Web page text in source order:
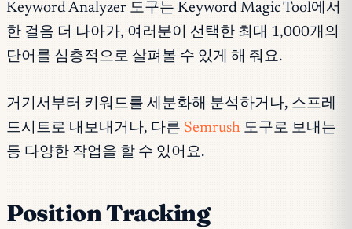
Keyword Analyzer 도구는 Keyword Magic Tool에서
한 걸음 더 나아가, 여러분이 선택한 최대 1,000개의
단어를 심층적으로 살펴볼 수 있게 해 줘요.
거기서부터 키워드를 세분화해 분석하거나, 스프레
드시트로 내보내거나, 다른 Semrush 도구로 보내는
등 다양한 작업을 할 수 있어요.
Position Tracking